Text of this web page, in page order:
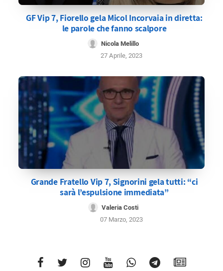
GF Vip 7, Fiorello gela Micol Incorvaia in diretta:
le parole che fanno scalpore
Nicola Melillo
27 Aprile, 2023
Grande Fratello Vip 7, Signorini gela tutti: “ci
sarà l’espulsione immediata”
Valeria Costi
07 Marzo, 2023